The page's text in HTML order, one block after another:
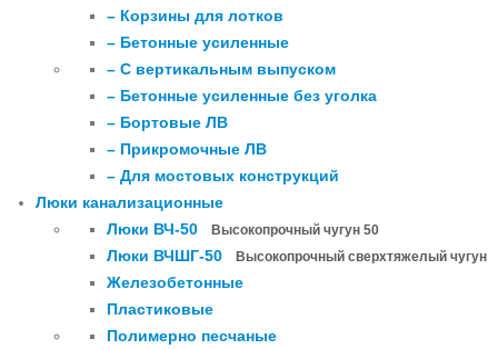
– Корзины для лотков
– Бетонные усиленные
– С вертикальным выпуском
– Бетонные усиленные без уголка
– Бортовые ЛВ
– Прикромочные ЛВ
– Для мостовых конструкций
Люки канализационные
Люки ВЧ-50
Высокопрочный чугун 50
Люки ВЧШГ-50 Высокопрочный сверхтяжелый чугун
Железобетонные
Пластиковые
Полимерно песчаные